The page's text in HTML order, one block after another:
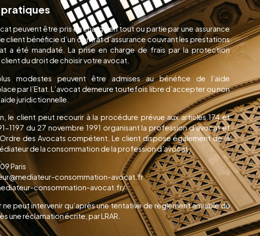
peuvent être pris en charge en tout ou partie par une assurance
client bénéficie d’un contrat d’assurance couvrant les prestations
a été mandaté. La prise en charge de frais par la protection
client du droit de choisir votre avocat.
modestes peuvent être admises au bénéfice de l’aide
par l’Etat. L’avocat demeure toutefois libre d’accepter ou non
juridictionnelle.
le client peut recourir à la procédure prévue aux articles 174 et
1197 du 27 novembre 1991 organisant la profession d’avocat et
des Avocats compétent. Le client dispose également de la
de la consommation de la profession d’avocat :
Paris
consommation-avocat.fr
consommation-avocat.fr/
ne peut intervenir qu’après une tentative de règlement amiable du
une réclamation écrite, par LRAR.